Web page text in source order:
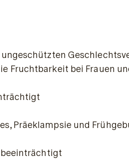
Fruchtbarkeit bei Frauen
Präeklampsie und